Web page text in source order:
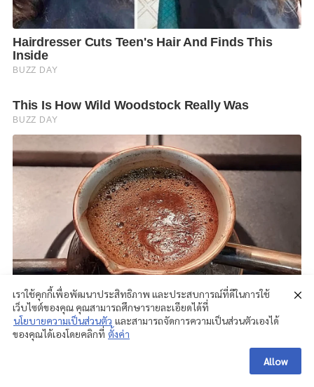
เราใช้คุกกี้เพื่อพัฒนาประสิทธิภาพ และประสบการณ์ที่ดีในการใช้
เว็บไซต์ของคุณ คุณสามารถศึกษารายละเอียดได้ที่
นโยบายความเป็นส่วนตัว และสามารถจัดการความเป็นส่วนตัวเองได้
ของคุณได้เองโดยคลิกที่ ตั้งค่า
Allow